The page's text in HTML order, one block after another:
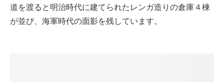
道を渡ると明治時代に建てられたレンガ造りの倉庫４棟
が並び、海軍時代の面影を残しています。